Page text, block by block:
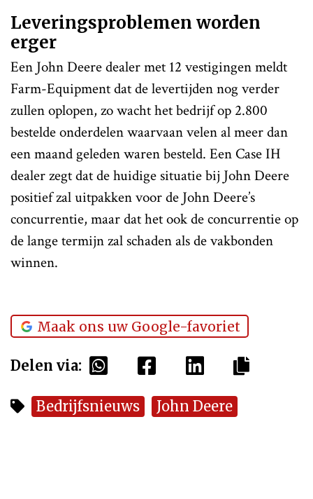
Leveringsproblemen worden
erger
Een John Deere dealer met 12 vestigingen meldt
Farm-Equipment dat de levertijden nog verder
zullen oplopen, zo wacht het bedrijf op 2.800
bestelde onderdelen waarvaan velen al meer dan
een maand geleden waren besteld. Een Case IH
dealer zegt dat de huidige situatie bij John Deere
positief zal uitpakken voor de John Deere’s
concurrentie, maar dat het ook de concurrentie op
de lange termijn zal schaden als de vakbonden
winnen.
Maak ons uw Google-favoriet
Delen via:
Bedrijfsnieuws John Deere